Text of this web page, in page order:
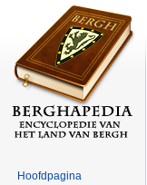
Hoofdpagina